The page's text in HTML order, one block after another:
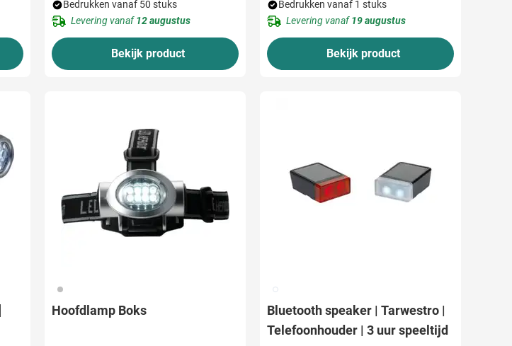
Bedrukken vanaf 50 stuks
Levering vanaf12 augustus
Bekijk product
Bedrukken vanaf 1 stuks
Levering vanaf19 augustus
Bekijk product
032
Hoofdlamp Boks
002
Bluetooth speaker | Tarwestro |
Telefoonhouder | 3 uur speeltijd